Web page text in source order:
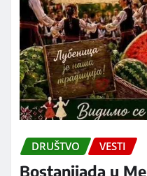
DRUŠTVO VESTI
Bostanijada u